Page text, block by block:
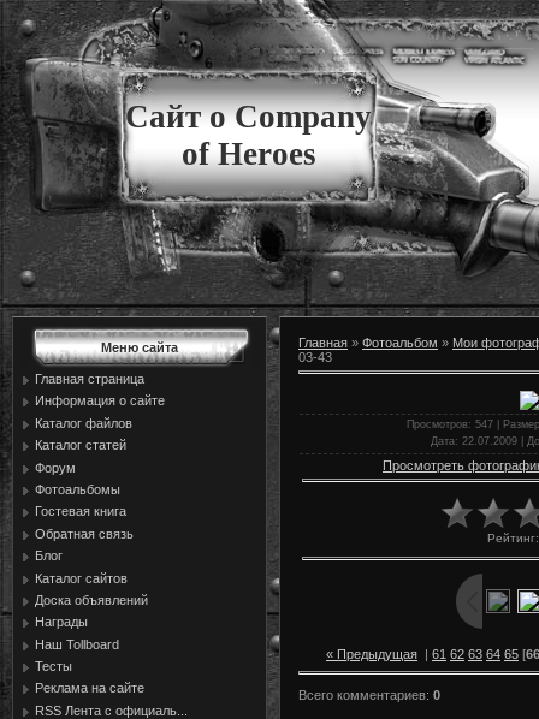
Сайт о Company
of Heroes
Меню сайта
Главная страница
Информация о сайте
Каталог файлов
Каталог статей
Форум
Фотоальбомы
Гостевая книга
Обратная связь
Блог
Каталог сайтов
Доска объявлений
Награды
Наш Tollboard
Тесты
Реклама на сайте
RSS Лента с официаль...
Главная » Фотоальбом » Мои
03-43
Просмотров: 547 |
Дата: 22.07.2009 |
Просмотреть
Рейтинг
« Предыдущая | 61 62 63 64 65 [66
Всего комментариев: 0